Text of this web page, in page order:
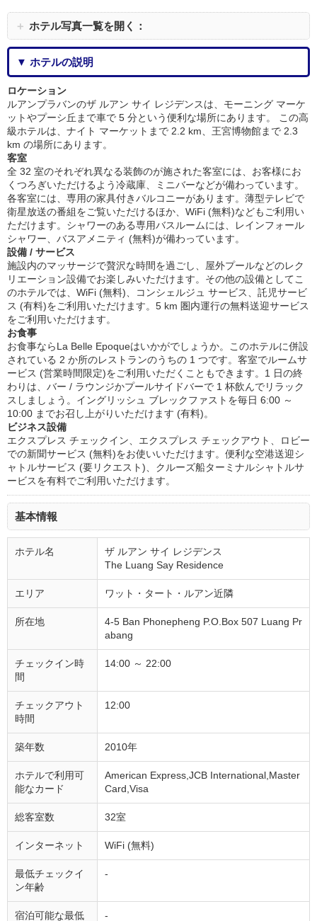
＋ ホテル写真一覧を開く：
▼ ホテルの説明
ロケーション
ルアンプラバンのザ ルアン サイ レジデンスは、モーニング マーケ
ットやプーシ丘まで車で 5 分という便利な場所にあります。 この高
級ホテルは、ナイト マーケットまで 2.2 km、王宮博物館まで 2.3
km の場所にあります。
客室
全 32 室のそれぞれ異なる装飾のが施された客室には、お客様にお
くつろぎいただけるよう冷蔵庫、ミニバーなどが備わっています。
各客室には、専用の家具付きバルコニーがあります。薄型テレビで
衛星放送の番組をご覧いただけるほか、WiFi (無料)などもご利用い
ただけます。シャワーのある専用バスルームには、レインフォール
シャワー、バスアメニティ (無料)が備わっています。
設備 / サービス
施設内のマッサージで贅沢な時間を過ごし、屋外プールなどのレク
リエーション設備でお楽しみいただけます。その他の設備としてこ
のホテルでは、WiFi (無料)、コンシェルジュ サービス、託児サービ
ス (有料)をご利用いただけます。5 km 圏内運行の無料送迎サービス
をご利用いただけます。
お食事
お食事ならLa Belle Epoqueはいかがでしょうか。このホテルに併設
されている 2 か所のレストランのうちの 1 つです。客室でルームサ
ービス (営業時間限定)をご利用いただくこともできます。1 日の終
わりは、バー / ラウンジかプールサイドバーで 1 杯飲んでリラック
スしましょう。イングリッシュ ブレックファストを毎日 6:00 ～
10:00 までお召し上がりいただけます (有料)。
ビジネス設備
エクスプレス チェックイン、エクスプレス チェックアウト、ロビー
での新聞サービス (無料)をお使いいただけます。便利な空港送迎シ
ャトルサービス (要リクエスト)、クルーズ船ターミナルシャトルサ
ービスを有料でご利用いただけます。
基本情報
ホテル名
ザ ルアン サイ レジデンス
The Luang Say Residence
エリア ワット・タート・ルアン近隣
所在地
4-5 Ban Phonepheng P.O.Box 507 Luang Pr
abang
チェックイン時
間
14:00 ～ 22:00
チェックアウト
時間
12:00
築年数 2010年
ホテルで利用可
能なカード
American Express,JCB International,Master
Card,Visa
総客室数 32室
インターネット WiFi (無料)
最低チェックイ
ン年齢
-
宿泊可能な最低 -